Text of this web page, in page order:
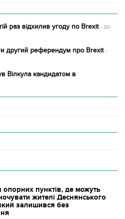
раз відхилив угоду по Brexit - 30-
другий референдум про Brexit -
Вілкула кандидатом в
опорних пунктів, де можуть
жителі Деснянського
залишився без